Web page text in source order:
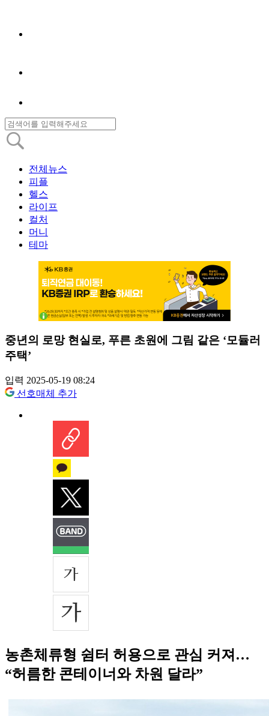
전체뉴스
피플
헬스
라이프
컬처
머니
테마
중년의 로망 현실로, 푸른 초원에 그림 같은 ‘모듈러
주택’
입력 2025-05-19 08:24
선호매체 추가
농촌체류형 쉼터 허용으로 관심 커져…
“허름한 콘테이너와 차원 달라”